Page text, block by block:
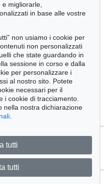
migliorarle,
in base alle vostre
non usiamo i cookie per
non personalizzati
che state guardando in
sessione in corso e dalla
per personalizzare i
al nostro sito. Potete
necessari per il
i cookie di tracciamento.
nella nostra dichiarazione
tutti
tutti